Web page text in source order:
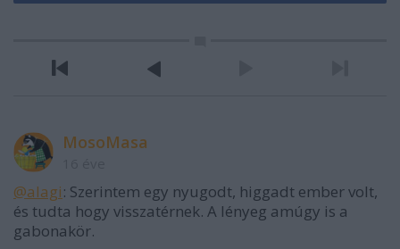
MosoMasa
@alagi: Szerintem egy nyugodt, higgadt ember volt,
és tudta hogy visszatérnek. A lényeg amúgy is a
gabonakör.